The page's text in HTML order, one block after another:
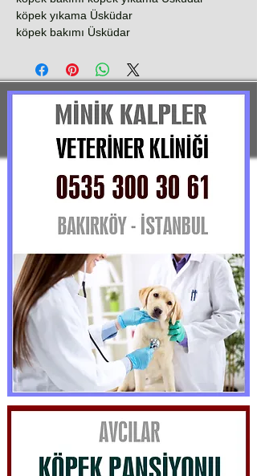
köpek yıkama Üsküdar
köpek bakımı Üsküdar